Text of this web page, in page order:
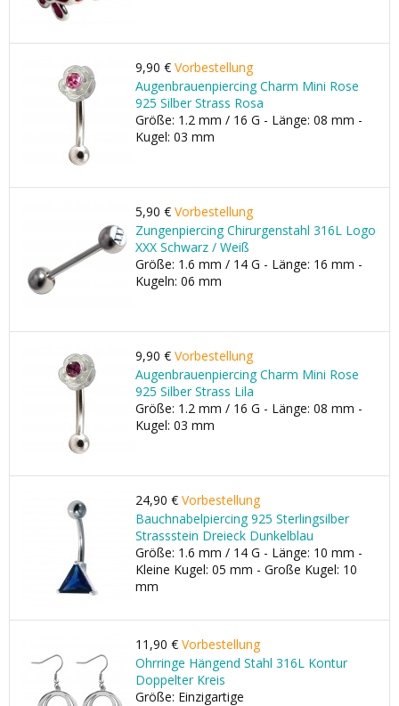
9,90 € Vorbestellung
Augenbrauenpiercing Charm Mini Rose
925 Silber Strass Rosa
Größe: 1.2 mm / 16 G - Länge: 08 mm -
Kugel: 03 mm
5,90 € Vorbestellung
Zungenpiercing Chirurgenstahl 316L Logo
XXX Schwarz / Weiß
Größe: 1.6 mm / 14 G - Länge: 16 mm -
Kugeln: 06 mm
9,90 € Vorbestellung
Augenbrauenpiercing Charm Mini Rose
925 Silber Strass Lila
Größe: 1.2 mm / 16 G - Länge: 08 mm -
Kugel: 03 mm
24,90 € Vorbestellung
Bauchnabelpiercing 925 Sterlingsilber
Strassstein Dreieck Dunkelblau
Größe: 1.6 mm / 14 G - Länge: 10 mm -
Kleine Kugel: 05 mm - Große Kugel: 10
mm
11,90 € Vorbestellung
Ohrringe Hängend Stahl 316L Kontur
Doppelter Kreis
Größe: Einzigartige